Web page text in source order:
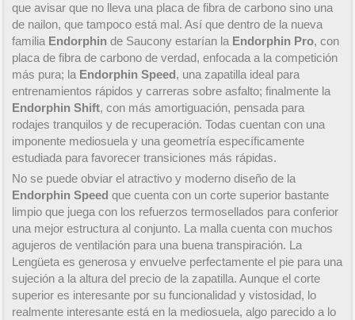
que avisar que no lleva una placa de fibra de carbono sino una
de nailon, que tampoco está mal. Así que dentro de la nueva
familia Endorphin de Saucony estarían la Endorphin Pro, con
placa de fibra de carbono de verdad, enfocada a la competición
más pura; la Endorphin Speed, una zapatilla ideal para
entrenamientos rápidos y carreras sobre asfalto; finalmente la
Endorphin Shift, con más amortiguación, pensada para
rodajes tranquilos y de recuperación. Todas cuentan con una
imponente mediosuela y una geometría específicamente
estudiada para favorecer transiciones más rápidas.
No se puede obviar el atractivo y moderno diseño de la
Endorphin Speed que cuenta con un corte superior bastante
limpio que juega con los refuerzos termosellados para conferior
una mejor estructura al conjunto. La malla cuenta con muchos
agujeros de ventilación para una buena transpiración. La
Lengüeta es generosa y envuelve perfectamente el pie para una
sujeción a la altura del precio de la zapatilla. Aunque el corte
superior es interesante por su funcionalidad y vistosidad, lo
realmente interesante está en la mediosuela, algo parecido a lo